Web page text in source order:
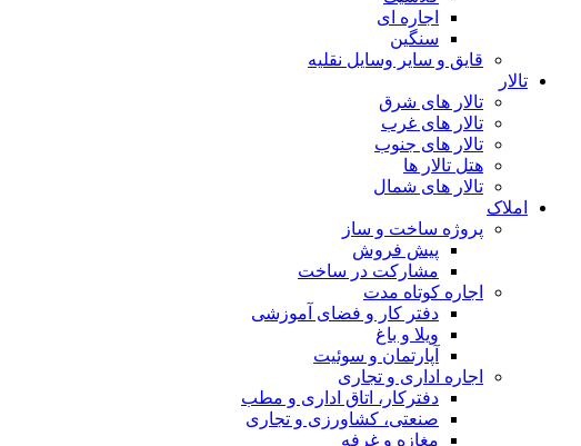
اجاره ای
سنگین
قایق و سایر وسایل نقلیه
تالار
تالار های شرق
تالار های غرب
تالار های جنوب
هتل تالار ها
تالار های شمال
املاک
پروژه ساخت و ساز
پیش فروش
مشارکت در ساخت
اجاره کوتاه مدت
دفتر کار و فضای آموزشی
ویلا و باغ
آپارتمان و سوئیت
اجاره اداری و تجاری
دفترکار، اتاق اداری و مطب
صنعتی، کشاورزی و تجاری
مغازه و غرفه